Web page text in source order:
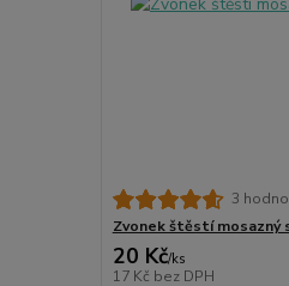
3
Zvonek štěstí mosazný
20 Kč/ks
17 Kč bez DPH